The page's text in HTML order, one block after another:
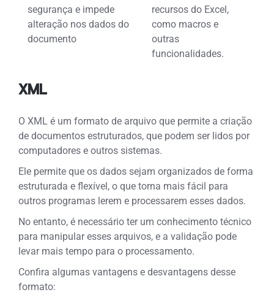
segurança e impede
alteração nos dados do
documento
recursos do Excel,
como macros e
outras
funcionalidades.
XML
O XML é um formato de arquivo que permite a criação
de documentos estruturados, que podem ser lidos por
computadores e outros sistemas.
Ele permite que os dados sejam organizados de forma
estruturada e flexível, o que torna mais fácil para
outros programas lerem e processarem esses dados.
No entanto, é necessário ter um conhecimento técnico
para manipular esses arquivos, e a validação pode
levar mais tempo para o processamento.
Confira algumas vantagens e desvantagens desse
formato: